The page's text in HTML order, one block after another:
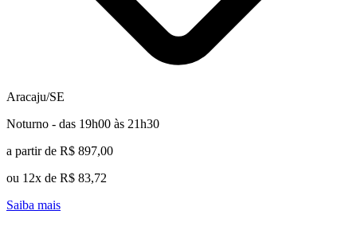
Aracaju/SE
Noturno - das 19h00 às 21h30
a partir de R$ 897,00
ou 12x de R$ 83,72
Saiba mais